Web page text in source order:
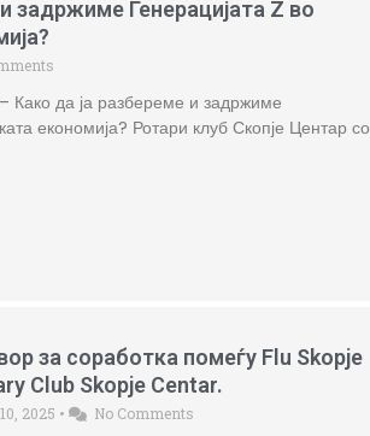
задржиме Генерацијата Z во
да ја разбереме и задржиме
економија? Ротари клуб Скопје Центар со
за соработка помеѓу Flu Skopje
Club Skopje Centar.
2025 • No Comments